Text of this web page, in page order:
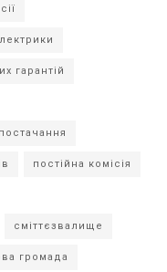
гарантій
постійна комісія
сміттєзвалище
громада